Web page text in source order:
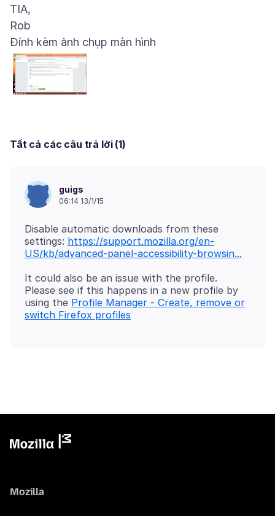
TIA,
Đính kèm ảnh chụp màn hình
Tất cả các câu trả lời (1)
guigs
06:14 13/1/15
Disable automatic downloads from these
settings: https://support.mozilla.org/en-
US/kb/advanced-panel-accessibility-browsin...
It could also be an issue with the profile.
Please see if this happens in a new profile by
using the Profile Manager - Create, remove or
switch Firefox profiles
Mozilla